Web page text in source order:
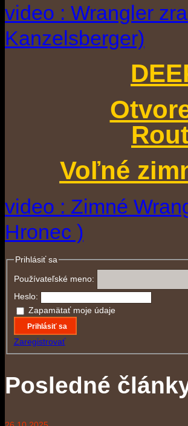
video : Wrangler
Kanzelsberger)
Voľné
video : Zimné
Hronec )
Prihlásiť sa
Používateľské meno:
Heslo:
Zapamätať moje údaje
Prihlásiť sa
Zaregistrovať
Posledné